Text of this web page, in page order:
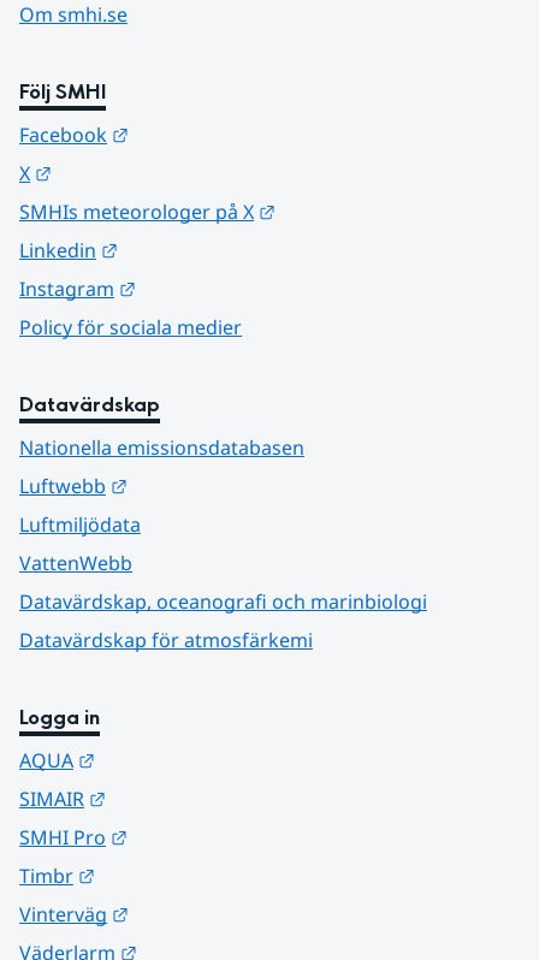
Om smhi.se
Följ SMHI
Facebook
X
SMHIs meteorologer på X
Linkedin
Instagram
Policy för sociala medier
Datavärdskap
Nationella emissionsdatabasen
Luftwebb
Luftmiljödata
VattenWebb
Datavärdskap, oceanografi och marinbiologi
Datavärdskap för atmosfärkemi
Logga in
AQUA
SIMAIR
SMHI Pro
Timbr
Vinterväg
Väderlarm